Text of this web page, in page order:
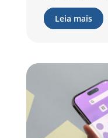
Leia mais